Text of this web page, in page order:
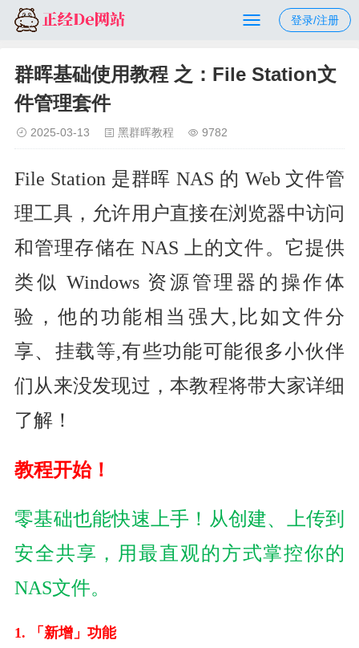
登录/注册
群晖基础使用教程 之：File Station文
件管理套件
2025-03-13 黑群晖教程 9782
File Station 是群晖 NAS 的 Web 文件管
理工具，允许用户直接在浏览器中访问
和管理存储在 NAS 上的文件。它提供
类似 Windows 资源管理器的操作体
验，他的功能相当强大,比如文件分
享、挂载等,有些功能可能很多小伙伴
们从来没发现过，本教程将带大家详细
了解！
教程开始！
零基础也能快速上手！从创建、上传到
安全共享，用最直观的方式掌控你的
NAS文件。
1. 「新增」功能